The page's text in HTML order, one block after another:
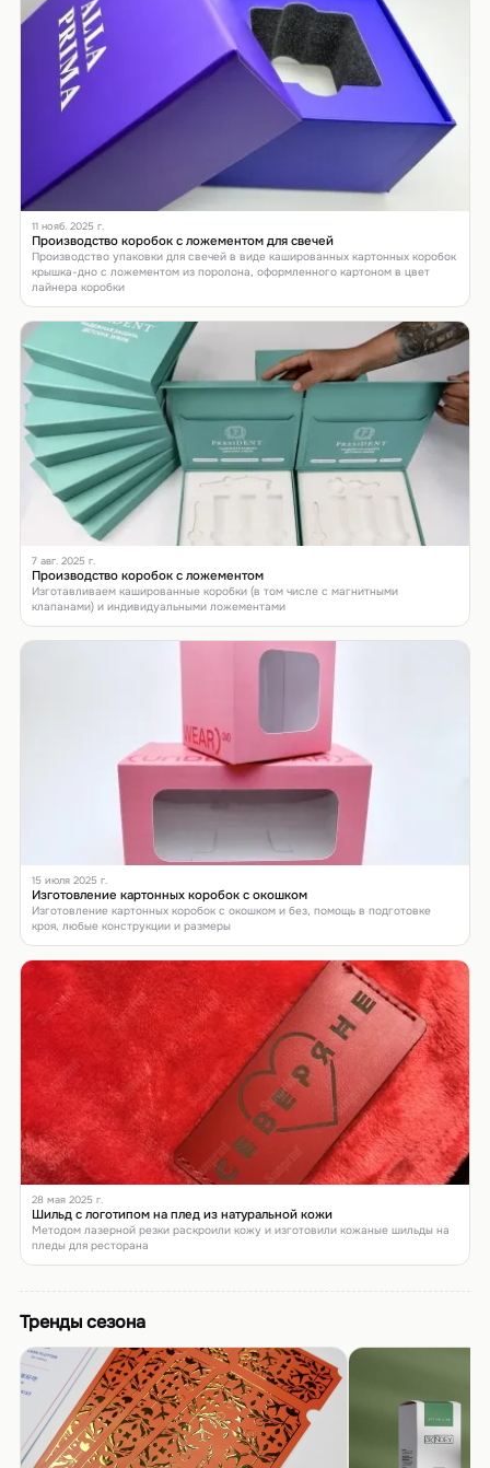
11 нояб. 2025 г.
Производство коробок с ложементом для свечей
Производство упаковки для свечей в виде кашированных картонных коробок
крышка-дно с ложементом из поролона, оформленного картоном в цвет
лайнера коробки
7 авг. 2025 г.
Производство коробок с ложементом
Изготавливаем кашированные коробки (в том числе с магнитными
клапанами) и индивидуальными ложементами
15 июля 2025 г.
Изготовление картонных коробок с окошком
Изготовление картонных коробок с окошком и без, помощь в подготовке
кроя, любые конструкции и размеры
28 мая 2025 г.
Шильд с логотипом на плед из натуральной кожи
Методом лазерной резки раскроили кожу и изготовили кожаные шильды на
пледы для ресторана
Тренды сезона